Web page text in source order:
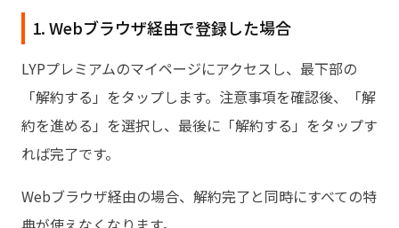
1. Webブラウザ経由で登録した場合
LYPプレミアムのマイページにアクセスし、最下部の
「解約する」をタップします。注意事項を確認後、「解
約を進める」を選択し、最後に「解約する」をタップす
れば完了です。
Webブラウザ経由の場合、解約完了と同時にすべての特